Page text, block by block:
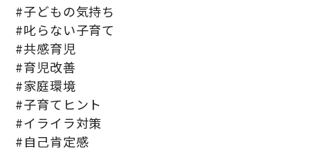
#子どもの気持ち
#叱らない子育て
#共感育児
#育児改善
#家庭環境
#子育てヒント
#イライラ対策
#自己肯定感